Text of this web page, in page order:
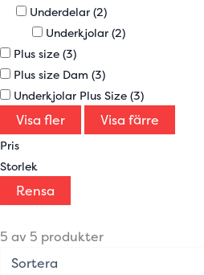
Underdelar (2)
Underkjolar (2)
Plus size (3)
Plus size Dam (3)
Underkjolar Plus Size (3)
Visa fler Visa färre
Pris
Storlek
Rensa
5 av 5 produkter